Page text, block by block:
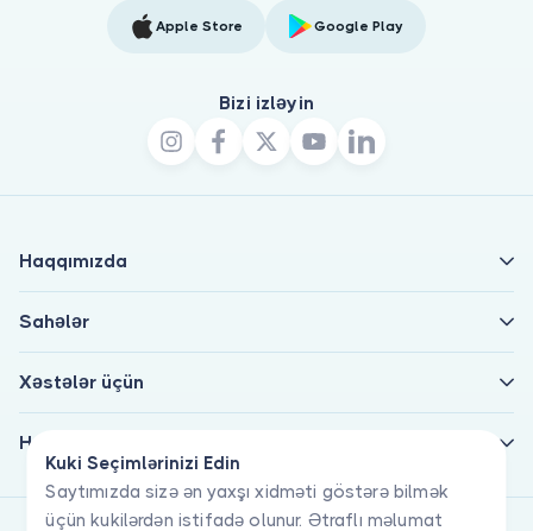
Kuki Seçimlərinizi Edin
Saytımızda sizə ən yaxşı xidməti göstərə bilmək
üçün kukilərdən istifadə olunur. Ətraflı məlumat
Apple Store Google Play
Bizi izləyin
Haqqımızda
Sahələr
Xəstələr üçün
Həkimlər üçün